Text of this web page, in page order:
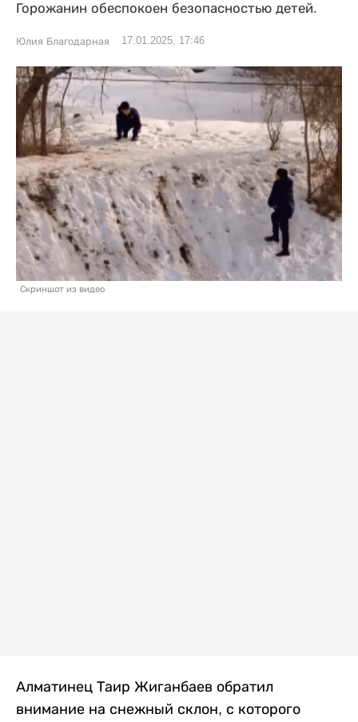
Горожанин обеспокоен безопасностью детей.
Юлия Благодарная 17.01.2025, 17:46
Скриншот из видео
Алматинец Таир Жиганбаев обратил
внимание на снежный склон, с которого